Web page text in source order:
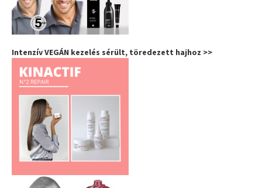
Intenzív VEGÁN kezelés sérült, töredezett hajhoz >>